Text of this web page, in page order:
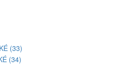
(33)
(34)